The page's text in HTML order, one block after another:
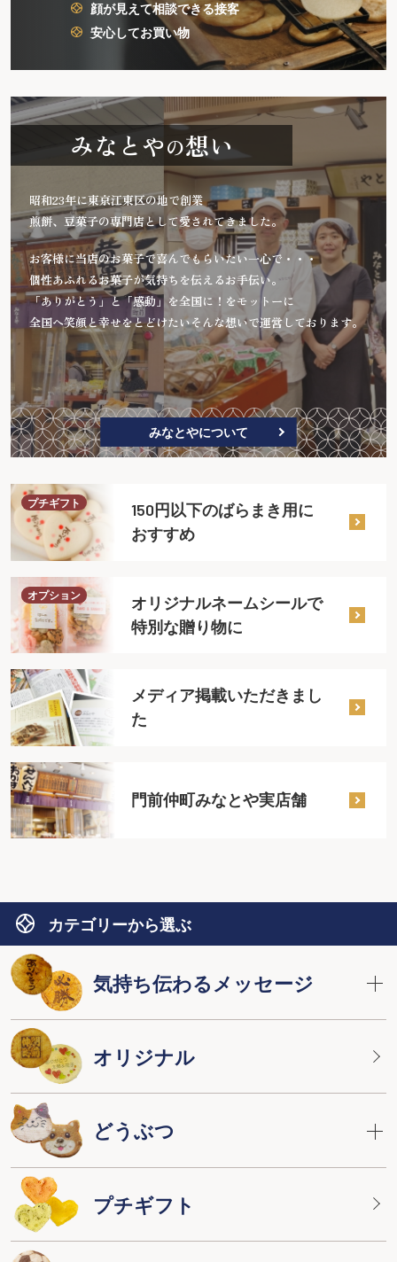
顔が見えて相談できる接客
安心してお買い物
みなとやの想い
昭和23年に東京江東区の地で創業
煎餅、豆菓子の専門店として愛されてきました。
お客様に当店のお菓子で喜んでもらいたい一心で・・・
個性あふれるお菓子が気持ちを伝えるお手伝い。
「ありがとう」と「感動」を全国に！をモットーに
全国へ笑顔と幸せをとどけたいそんな想いで運営しております。
みなとやについて
プチギフト
150円以下のばらまき用に
おすすめ
オプション
オリジナルネームシールで
特別な贈り物に
メディア掲載いただきまし
た
門前仲町みなとや実店舗
カテゴリーから選ぶ
気持ち伝わるメッセージ
オリジナル
どうぶつ
プチギフト